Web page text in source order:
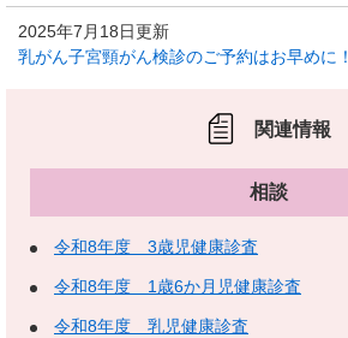
2025年7月18日更新
乳がん子宮頸がん検診のご予約はお早めに！
関連情報
相談
令和8年度 3歳児健康診査
令和8年度 1歳6か月児健康診査
令和8年度 乳児健康診査